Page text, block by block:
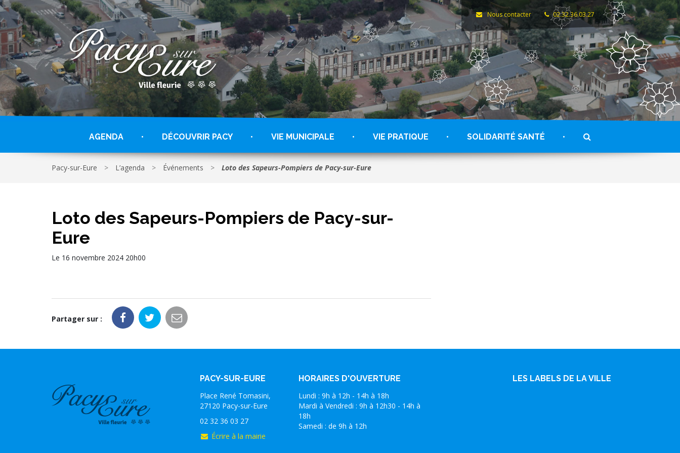
Gestion des traceurs
Nous contacter 02.32.36.03.27
AGENDA DÉCOUVRIR PACY VIE MUNICIPALE VIE PRATIQUE SOLIDARITÉ SANTÉ
Pacy-sur-Eure > L’agenda > Événements > Loto des Sapeurs-Pompiers de Pacy-sur-Eure
Loto des Sapeurs-Pompiers de Pacy-sur-
Eure
Le 16 novembre 2024 20h00
Partager sur :
PACY-SUR-EURE
Place René Tomasini,
27120 Pacy-sur-Eure
02 32 36 03 27
Écrire à la mairie
HORAIRES D'OUVERTURE
Lundi : 9h à 12h - 14h à 18h
Mardi à Vendredi : 9h à 12h30 - 14h à
18h
Samedi : de 9h à 12h
LES LABELS DE LA VILLE